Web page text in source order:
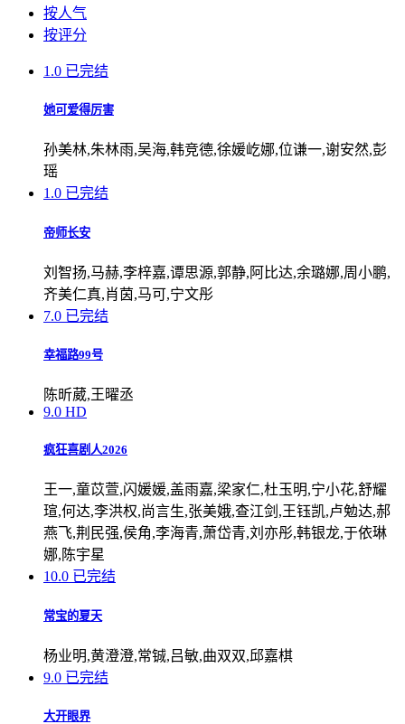
按人气
按评分
1.0 已完结
她可爱得厉害
孙美林,朱林雨,吴海,韩竞德,徐媛屹娜,位谦一,谢安然,彭
瑶
1.0 已完结
帝师长安
刘智扬,马赫,李梓嘉,谭思源,郭静,阿比达,余璐娜,周小鹏,
齐美仁真,肖茵,马可,宁文彤
7.0 已完结
幸福路99号
陈昕葳,王曜丞
9.0 HD
疯狂喜剧人2026
王一,童苡萱,闪媛媛,盖雨嘉,梁家仁,杜玉明,宁小花,舒耀
瑄,何达,李洪权,尚言生,张美娥,查江剑,王钰凯,卢勉达,郝
燕飞,荆民强,侯角,李海青,萧岱青,刘亦彤,韩银龙,于依琳
娜,陈宇星
10.0 已完结
常宝的夏天
杨业明,黄澄澄,常铖,吕敏,曲双双,邱嘉棋
9.0 已完结
大开眼界